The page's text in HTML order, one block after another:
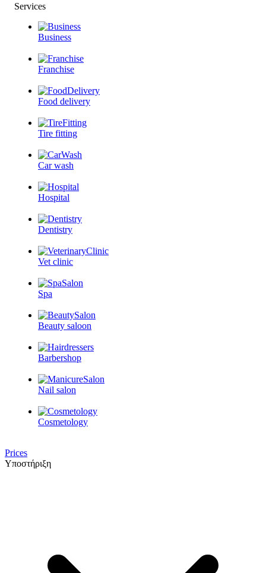
Services
Business
Franchise
Food delivery
Tire fitting
Car wash
Hospital
Dentistry
Vet clinic
Spa
Beauty saloon
Barbershop
Nail salon
Cosmetology
Prices
Υποστήριξη